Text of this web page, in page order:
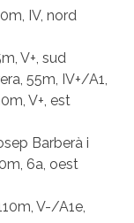
IV, nord
V+, sud
55m, IV+/A1,
V+, est
Barberà i
6a, oest
V-/A1e,